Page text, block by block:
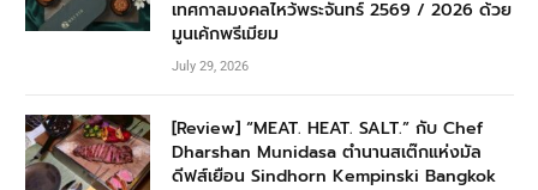
เทศกาลมงคลไหว้พระจันทร์ 2569 / 2026 ด้วย
มูนเค้กพรีเมียม
July 29, 2026
[Review] “MEAT. HEAT. SALT.” กับ Chef
Dharshan Munidasa ตำนานสเต๊กแห่งมัล
ดีฟส์เยือน Sindhorn Kempinski Bangkok